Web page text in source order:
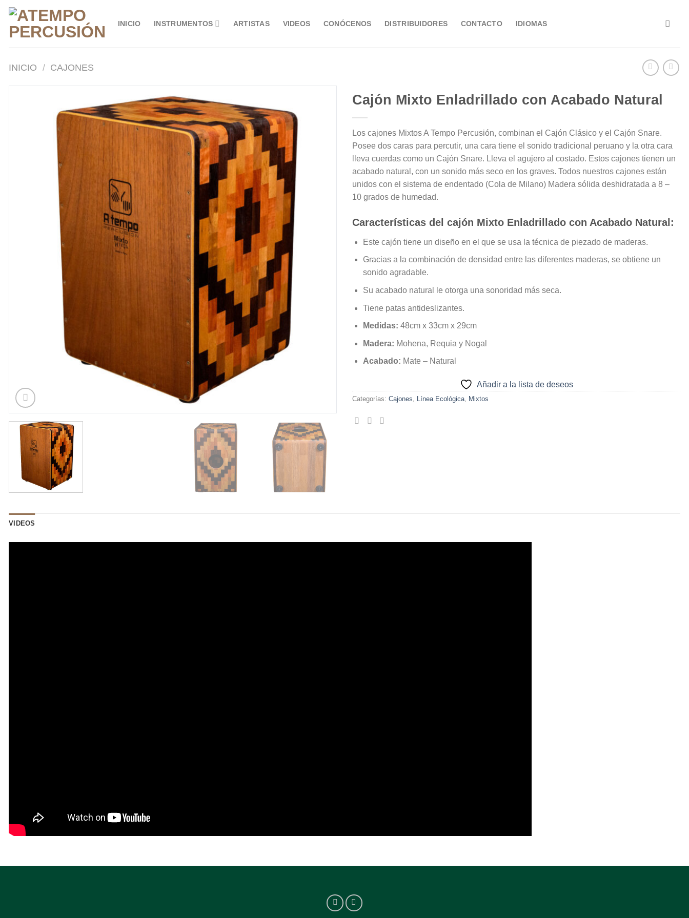
Saltar
contenido
INICIO INSTRUMENTOS ARTISTAS VIDEOS CONÓCENOS DISTRIBUIDORES CONTACTO IDIOMAS
INICIO / CAJONES
Cajón Mixto Enladrillado con Acabado Natural
Los cajones Mixtos A Tempo Percusión, combinan el Cajón Clásico y el Cajón Snare.
Posee dos caras para percutir, una cara tiene el sonido tradicional peruano y la otra cara
lleva cuerdas como un Cajón Snare. Lleva el agujero al costado. Estos cajones tienen un
acabado natural, con un sonido más seco en los graves. Todos nuestros cajones están
unidos con el sistema de endentado (Cola de Milano) Madera sólida deshidratada a 8 –
10 grados de humedad.
Características del cajón Mixto Enladrillado con Acabado Natural:
Este cajón tiene un diseño en el que se usa la técnica de piezado de maderas.
Gracias a la combinación de densidad entre las diferentes maderas, se obtiene un
sonido agradable.
Su acabado natural le otorga una sonoridad más seca.
Tiene patas antideslizantes.
Medidas: 48cm x 33cm x 29cm
Madera: Mohena, Requia y Nogal
Acabado: Mate – Natural
Añadir a la lista de deseos
Categorías: Cajones, Línea Ecológica, Mixtos
VIDEOS